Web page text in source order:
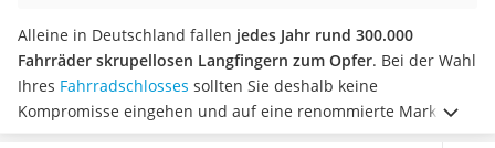
Trekkingschuhe Herren
Reisetasche mit Rollen
Klimmzugstation
Koffer
Nachtsichtgerät
Alleine in Deutschland fallen jedes Jahr rund 300.000
Fahrräder skrupellosen Langfingern zum Opfer. Bei der Wahl
Ihres Fahrradschlosses sollten Sie deshalb keine
Kompromisse eingehen und auf eine renommierte Marke
setzen. Die Fahrradschlösser des Sicherheitstechnik-